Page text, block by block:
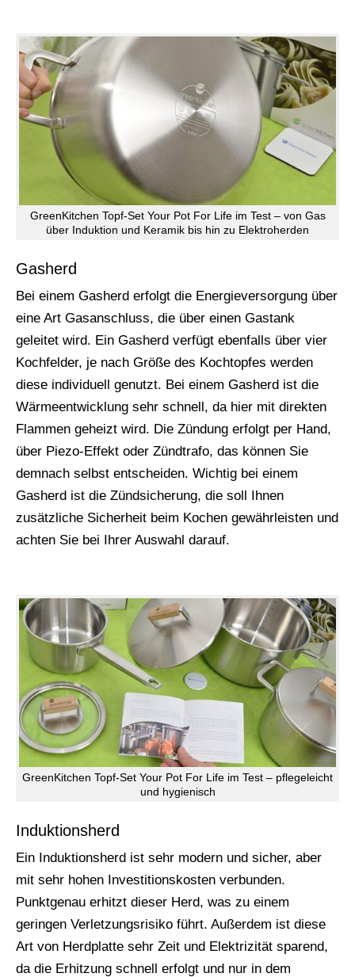
GreenKitchen Topf-Set Your Pot For Life im Test – von Gas
über Induktion und Keramik bis hin zu Elektroherden
Gasherd
Bei einem Gasherd erfolgt die Energieversorgung über
eine Art Gasanschluss, die über einen Gastank
geleitet wird. Ein Gasherd verfügt ebenfalls über vier
Kochfelder, je nach Größe des Kochtopfes werden
diese individuell genutzt. Bei einem Gasherd ist die
Wärmeentwicklung sehr schnell, da hier mit direkten
Flammen geheizt wird. Die Zündung erfolgt per Hand,
über Piezo-Effekt oder Zündtrafo, das können Sie
demnach selbst entscheiden. Wichtig bei einem
Gasherd ist die Zündsicherung, die soll Ihnen
zusätzliche Sicherheit beim Kochen gewährleisten und
achten Sie bei Ihrer Auswahl darauf.
GreenKitchen Topf-Set Your Pot For Life im Test – pflegeleicht
und hygienisch
Induktionsherd
Ein Induktionsherd ist sehr modern und sicher, aber
mit sehr hohen Investitionskosten verbunden.
Punktgenau erhitzt dieser Herd, was zu einem
geringen Verletzungsrisiko führt. Außerdem ist diese
Art von Herdplatte sehr Zeit und Elektrizität sparend,
da die Erhitzung schnell erfolgt und nur in dem